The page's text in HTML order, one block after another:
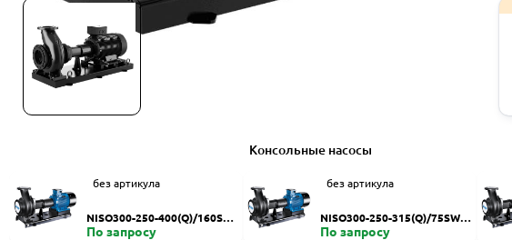
Консольные насосы
без артикула
NISO300-250-400(Q)/160SW
HZDI
По запросу
без артикула
NISO300-250-315(Q)/75SWH
ZDI
По запросу